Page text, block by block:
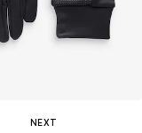
NEXT